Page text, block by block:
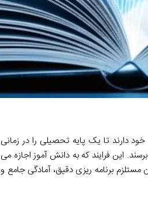
دارند تا یک پایه تحصیلی را در زمانی
این فرایند که به دانش آموز اجازه می
برنامه ریزی دقیق، آمادگی جامع و